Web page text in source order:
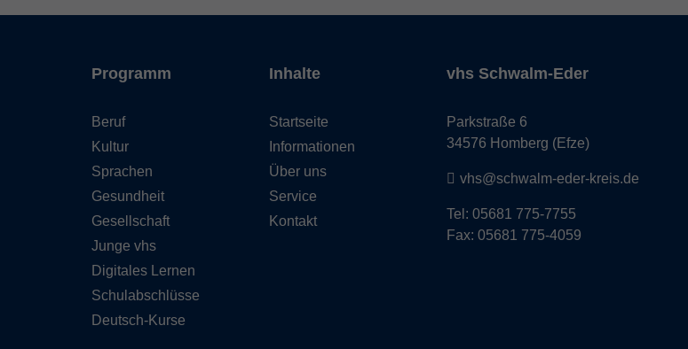
Programm
Beruf
Kultur
Sprachen
Gesundheit
Gesellschaft
Junge vhs
Digitales Lernen
Schulabschlüsse
Deutsch-Kurse
Inhalte
Startseite
Informationen
Über uns
Service
Kontakt
vhs Schwalm-Eder
Parkstraße 6
34576 Homberg (Efze)
vhs@schwalm-eder-kreis.de
Tel: 05681 775-7755
Fax: 05681 775-4059